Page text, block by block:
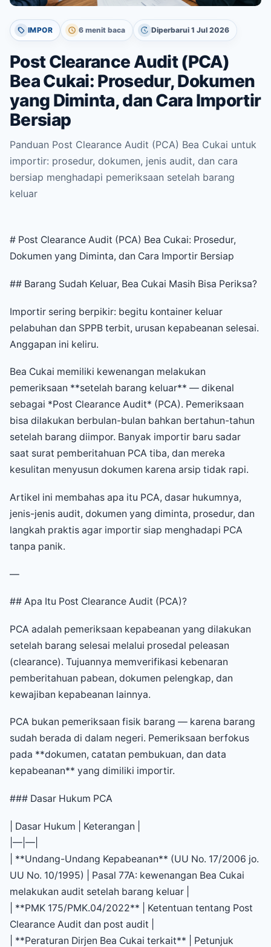
IMPOR 6 menit baca Diperbarui 1 Jul 2026
Post Clearance Audit (PCA)
Bea Cukai: Prosedur, Dokumen
yang Diminta, dan Cara Importir
Bersiap
Panduan Post Clearance Audit (PCA) Bea Cukai untuk
importir: prosedur, dokumen, jenis audit, dan cara
bersiap menghadapi pemeriksaan setelah barang
keluar
# Post Clearance Audit (PCA) Bea Cukai: Prosedur,
Dokumen yang Diminta, dan Cara Importir Bersiap
## Barang Sudah Keluar, Bea Cukai Masih Bisa Periksa?
Importir sering berpikir: begitu kontainer keluar
pelabuhan dan SPPB terbit, urusan kepabeanan selesai.
Anggapan ini keliru.
Bea Cukai memiliki kewenangan melakukan
pemeriksaan **setelah barang keluar** — dikenal
sebagai *Post Clearance Audit* (PCA). Pemeriksaan
bisa dilakukan berbulan-bulan bahkan bertahun-tahun
setelah barang diimpor. Banyak importir baru sadar
saat surat pemberitahuan PCA tiba, dan mereka
kesulitan menyusun dokumen karena arsip tidak rapi.
Artikel ini membahas apa itu PCA, dasar hukumnya,
jenis-jenis audit, dokumen yang diminta, prosedur, dan
langkah praktis agar importir siap menghadapi PCA
tanpa panik.
—
## Apa Itu Post Clearance Audit (PCA)?
PCA adalah pemeriksaan kepabeanan yang dilakukan
setelah barang selesai melalui prosedal peleasan
(clearance). Tujuannya memverifikasi kebenaran
pemberitahuan pabean, dokumen pelengkap, dan
kewajiban kepabeanan lainnya.
PCA bukan pemeriksaan fisik barang — karena barang
sudah berada di dalam negeri. Pemeriksaan berfokus
pada **dokumen, catatan pembukuan, dan data
kepabeanan** yang dimiliki importir.
### Dasar Hukum PCA
| Dasar Hukum | Keterangan |
|—|—|
| **Undang-Undang Kepabeanan** (UU No. 17/2006 jo.
UU No. 10/1995) | Pasal 77A: kewenangan Bea Cukai
melakukan audit setelah barang keluar |
| **PMK 175/PMK.04/2022** | Ketentuan tentang Post
Clearance Audit dan post audit |
| **Peraturan Dirjen Bea Cukai terkait** | Petunjuk